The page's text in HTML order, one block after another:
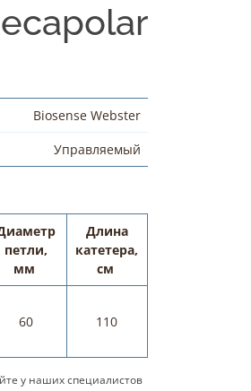
Biosense Webster
Управляемый
петли,
мм
Длина
катетера,
см
60 110
у наших специалистов